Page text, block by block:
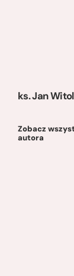
ks. Jan
Zobacz
autora